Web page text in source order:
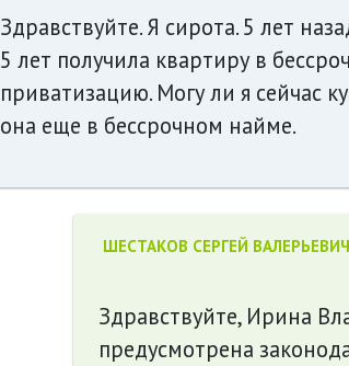
Здравствуйте. Я сирота. 5 лет
5 лет получила квартиру в
приватизацию. Могу ли я сейчас
она еще в бессрочном найме.
ШЕСТАКОВ СЕРГЕЙ
Здравствуйте, Ирина
предусмотрена